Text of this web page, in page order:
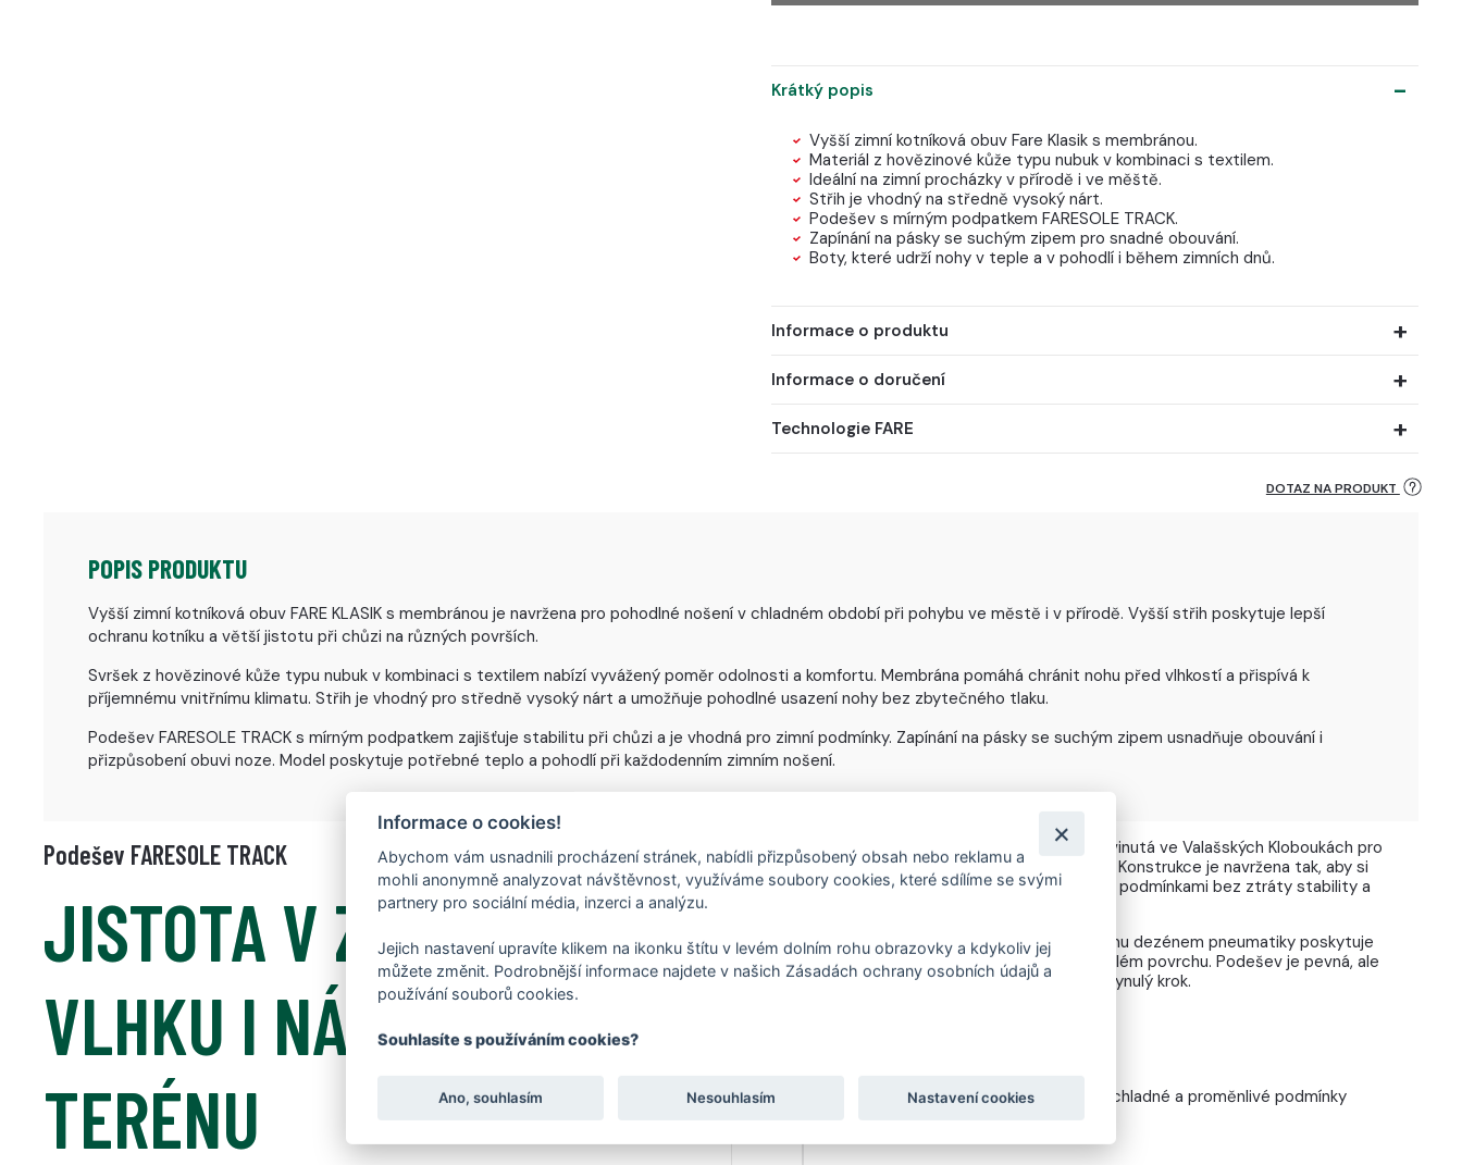
Krátký popis
Vyšší zimní kotníková obuv Fare Klasik s membránou.
Materiál z hovězinové kůže typu nubuk v kombinaci s textilem.
Ideální na zimní procházky v přírodě i ve měště.
Střih je vhodný na středně vysoký nárt.
Podešev s mírným podpatkem FARESOLE TRACK.
Zapínání na pásky se suchým zipem pro snadné obouvání.
Boty, které udrží nohy v teple a v pohodlí i během zimních dnů.
Informace o produktu
Informace o doručení
Technologie FARE
DOTAZ NA PRODUKT
POPIS PRODUKTU
Vyšší zimní kotníková obuv FARE KLASIK s membránou je navržena pro pohodlné nošení v chladném období při pohybu ve městě i v přírodě. Vyšší střih poskytuje lepší
ochranu kotníku a větší jistotu při chůzi na různých površích.
Svršek z hovězinové kůže typu nubuk v kombinaci s textilem nabízí vyvážený poměr odolnosti a komfortu. Membrána pomáhá chránit nohu před vlhkostí a přispívá k
příjemnému vnitřnímu klimatu. Střih je vhodný pro středně vysoký nárt a umožňuje pohodlné usazení nohy bez zbytečného tlaku.
Podešev FARESOLE TRACK s mírným podpatkem zajišťuje stabilitu při chůzi a je vhodná pro zimní podmínky. Zapínání na pásky se suchým zipem usnadňuje obouvání i
přizpůsobení obuvi noze. Model poskytuje potřebné teplo a pohodlí při každodenním zimním nošení.
Podešev FARESOLE TRACK
JISTOTA V ZIMĚ,
VLHKU I NÁROČNÉM
TERÉNU
FARESOLE TRACK je robustní podešev vyvinutá ve Valašských Kloboukách pro
použití v zimě, vlhku a náročnějším terénu. Konstrukce je navržena tak, aby si
poradila s deštěm, sněhem i proměnlivými podmínkami bez ztráty stability a
Díky strukturovanému vzorku inspirovanému dezénem pneumatiky poskytuje
spolehlivý grip na mokrém, blátivém i zmrzlém povrchu. Podešev je pevná, ale
mírně flexibilní, což zajišťuje bezpečný a plynulý krok.
5 mm tlustá podešev navržená pro vlhké, chladné a proměnlivé podmínky
Informace o cookies!
Abychom vám usnadnili procházení stránek, nabídli přizpůsobený obsah nebo reklamu a
mohli anonymně analyzovat návštěvnost, využíváme soubory cookies, které sdílíme se svými
partnery pro sociální média, inzerci a analýzu.
Jejich nastavení upravíte klikem na ikonku štítu v levém dolním rohu obrazovky a kdykoliv jej
můžete změnit. Podrobnější informace najdete v našich Zásadách ochrany osobních údajů a
používání souborů cookies.
Souhlasíte s používáním cookies?
Ano, souhlasím Nesouhlasím Nastavení cookies